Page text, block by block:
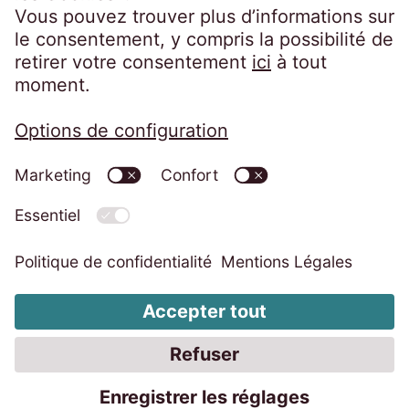
Mentions légales Politique de confidentialité
Dispositif d’alerte professionnelle